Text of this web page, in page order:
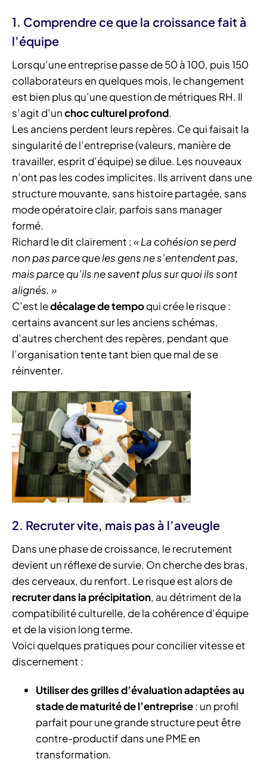
1. Comprendre ce que la croissance fait à
l’équipe
Lorsqu’une entreprise passe de 50 à 100, puis 150
collaborateurs en quelques mois, le changement
est bien plus qu’une question de métriques RH. Il
s’agit d’unchoc culturel profond.
Les anciens perdent leurs repères. Ce qui faisait la
singularité de l’entreprise (valeurs, manière de
travailler, esprit d’équipe) se dilue. Les nouveaux
n’ont pas les codes implicites. Ils arrivent dans une
structure mouvante, sans histoire partagée, sans
mode opératoire clair, parfois sans manager
formé.
Richard le dit clairement :« La cohésion se perd
non pas parce que les gens ne s’entendent pas,
mais parce qu’ils ne savent plus sur quoi ils sont
alignés. »
C’est ledécalage de tempoqui crée le risque :
certains avancent sur les anciens schémas,
d’autres cherchent des repères, pendant que
l’organisation tente tant bien que mal de se
réinventer.
2. Recruter vite, mais pas à l’aveugle
Dans une phase de croissance, le recrutement
devient un réflexe de survie. On cherche des bras,
des cerveaux, du renfort. Le risque est alors de
recruter dans la précipitation, au détriment de la
compatibilité culturelle, de la cohérence d’équipe
et de la vision long terme.
Voici quelques pratiques pour concilier vitesse et
discernement :
Utiliser des grilles d’évaluation adaptées au
stade de maturité de l’entreprise: un profil
parfait pour une grande structure peut être
contre-productif dans une PME en
transformation.